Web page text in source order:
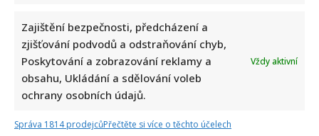
Zajištění bezpečnosti, předcházení a
zjišťování podvodů a odstraňování chyb,
Poskytování a zobrazování reklamy a
obsahu, Ukládání a sdělování voleb
ochrany osobních údajů.
Vždy aktivní
Správa 1814 prodejcůPřečtěte si více o těchto účelech
Napsat komentář
Vaše e-mailová adresa nebude zveřejněna.
Vyžadované informace jsou označeny*